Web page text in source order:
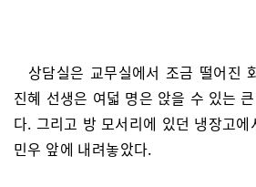
상담실은 교무실에서 조금 떨어진
진혜 선생은 여덟 명은 앉을 수 있는
다. 그리고 방 모서리에 있던 냉장고
민우 앞에 내려놓았다.